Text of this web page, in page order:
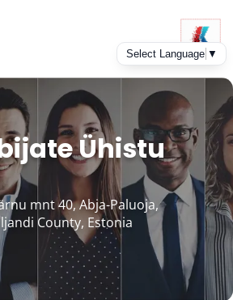
Ühistu
mnt 40, Abja-Paluoja,
County, Estonia